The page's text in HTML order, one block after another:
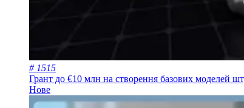
# 1515
Грант до €10 млн на створення базових моделей
Нове